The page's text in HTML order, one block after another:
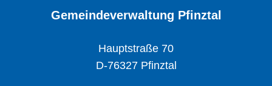
Gemeindeverwaltung Pfinztal
Hauptstraße 70
D-76327 Pfinztal